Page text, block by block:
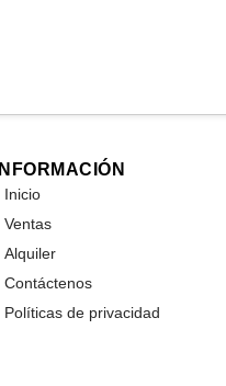
INFORMACIÓN
Inicio
Ventas
Alquiler
Contáctenos
Políticas de privacidad